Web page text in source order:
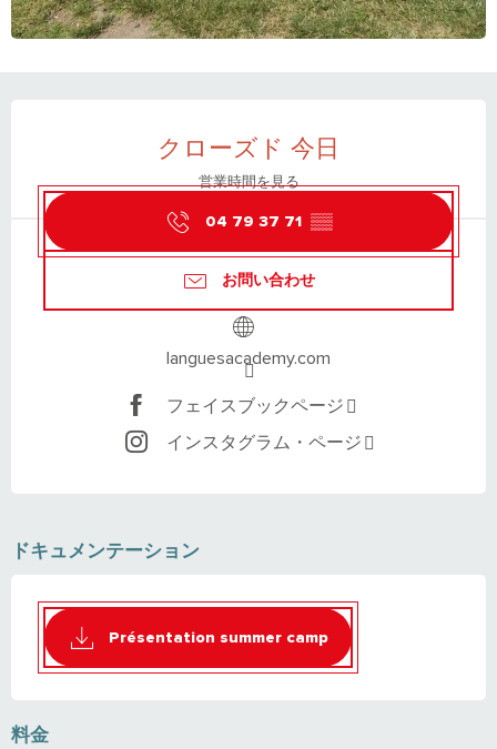
クローズド 今日
営業時間を見る
04 79 37 71 ▒▒
お問い合わせ
languesacademy.com
フェイスブックページ
インスタグラム・ページ
ドキュメンテーション
Présentation summer camp
料金